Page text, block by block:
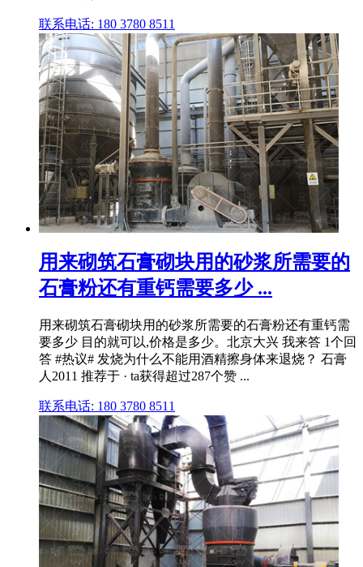
联系电话: 180 3780 8511
用来砌筑石膏砌块用的砂浆所需要的
石膏粉还有重钙需要多少 ...
用来砌筑石膏砌块用的砂浆所需要的石膏粉还有重钙需
要多少 目的就可以,价格是多少。北京大兴 我来答 1个回
答 #热议# 发烧为什么不能用酒精擦身体来退烧？ 石膏
人2011 推荐于 · ta获得超过287个赞 ...
联系电话: 180 3780 8511